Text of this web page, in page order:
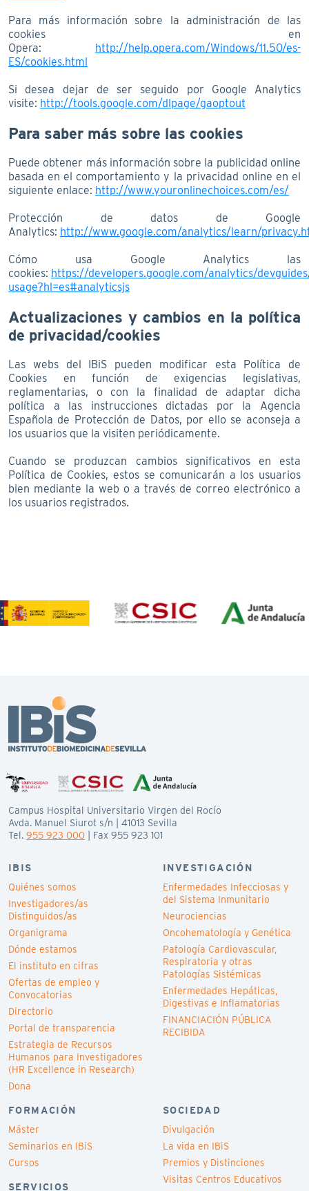
Para más información sobre la administración de las
cookies en
Opera: http://help.opera.com/Windows/11.50/es-
ES/cookies.html
Si desea dejar de ser seguido por Google Analytics
visite: http://tools.google.com/dlpage/gaoptout
Para saber más sobre las cookies
Puede obtener más información sobre la publicidad online
basada en el comportamiento y la privacidad online en el
siguiente enlace: http://www.youronlinechoices.com/es/
Protección de datos de Google
Analytics: http://www.google.com/analytics/learn/
Cómo usa Google Analytics las
cookies: https://developers.google.com/analytics/
usage?hl=es#analyticsjs
Actualizaciones y cambios en la política
de privacidad/cookies
Las webs del IBiS pueden modificar esta Política de
Cookies en función de exigencias legislativas,
reglamentarias, o con la finalidad de adaptar dicha
política a las instrucciones dictadas por la Agencia
Española de Protección de Datos, por ello se aconseja a
los usuarios que la visiten periódicamente.
Cuando se produzcan cambios significativos en esta
Política de Cookies, estos se comunicarán a los usuarios
bien mediante la web o a través de correo electrónico a
los usuarios registrados.
Campus Hospital Universitario Virgen del Rocío
Avda. Manuel Siurot s/n | 41013 Sevilla
Tel. 955 923 000 | Fax 955 923 101
IBIS
Quiénes somos
Investigadores/as
Distinguidos/as
Organigrama
Dónde estamos
El instituto en cifras
Ofertas de empleo y
Convocatorias
Directorio
Portal de transparencia
Estrategia de Recursos
Humanos para Investigadores
(HR Excellence in Research)
Dona
INVESTIGACIÓN
Enfermedades Infecciosas y
del Sistema Inmunitario
Neurociencias
Oncohematología y Genética
Patología Cardiovascular,
Respiratoria y otras
Patologías Sistémicas
Enfermedades Hepáticas,
Digestivas e Inflamatorias
FINANCIACIÓN PÚBLICA
RECIBIDA
FORMACIÓN
Máster
Seminarios en IBiS
Cursos
SERVICIOS
SOCIEDAD
Divulgación
La vida en IBiS
Premios y Distinciones
Visitas Centros Educativos